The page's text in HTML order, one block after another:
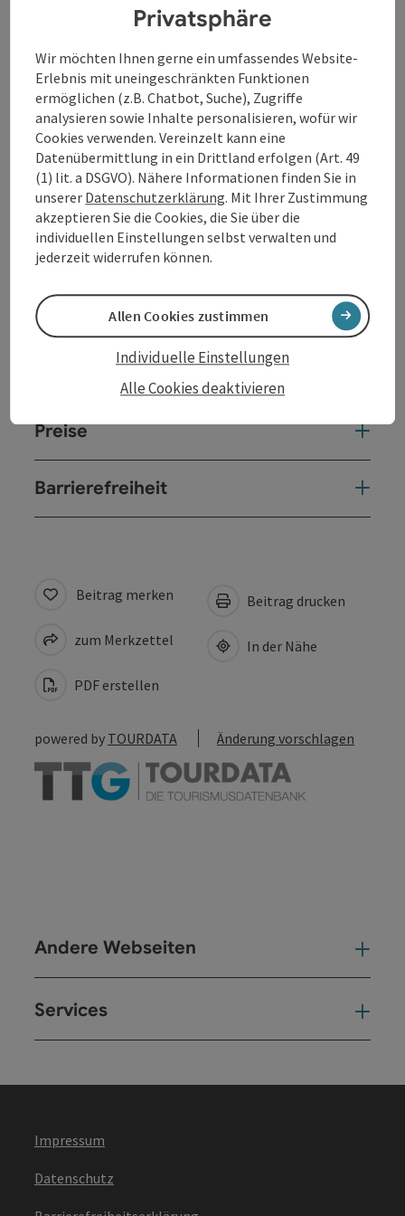
Das Café Viele Leute bietet mit seinem
klein, charmant, persönlich – ein Ort, an dem
Musiker*innen und Publikum auf Augenhöhe
zusammenkommen. Hier entsteht ein Klangraum, der
an klassische Jazzkeller erinnert und gleichzeitig
urbanes Wohnzimmergefühl vermittelt.
Kontakt
Veranstaltungstermin/e
Veranstaltungsort
Preise
Barrierefreiheit
Beitrag merken
zum Merkzettel
PDF erstellen
Beitrag drucken
In der Nähe
powered by TOURDATA Änderung vorschlagen
Andere Webseiten
Services
Impressum
Datenschutz
Privatsphäre
Wir möchten Ihnen gerne ein umfassendes Website-
Erlebnis mit uneingeschränkten Funktionen
ermöglichen (z.B. Chatbot, Suche), Zugriffe
analysieren sowie Inhalte personalisieren, wofür wir
Cookies verwenden. Vereinzelt kann eine
Datenübermittlung in ein Drittland erfolgen (Art. 49
(1) lit. a DSGVO). Nähere Informationen finden Sie in
unserer Datenschutzerklärung. Mit Ihrer Zustimmung
akzeptieren Sie die Cookies, die Sie über die
individuellen Einstellungen selbst verwalten und
jederzeit widerrufen können.
Alle Cookies deaktivieren
Individuelle Einstellungen
Allen Cookies zustimmen